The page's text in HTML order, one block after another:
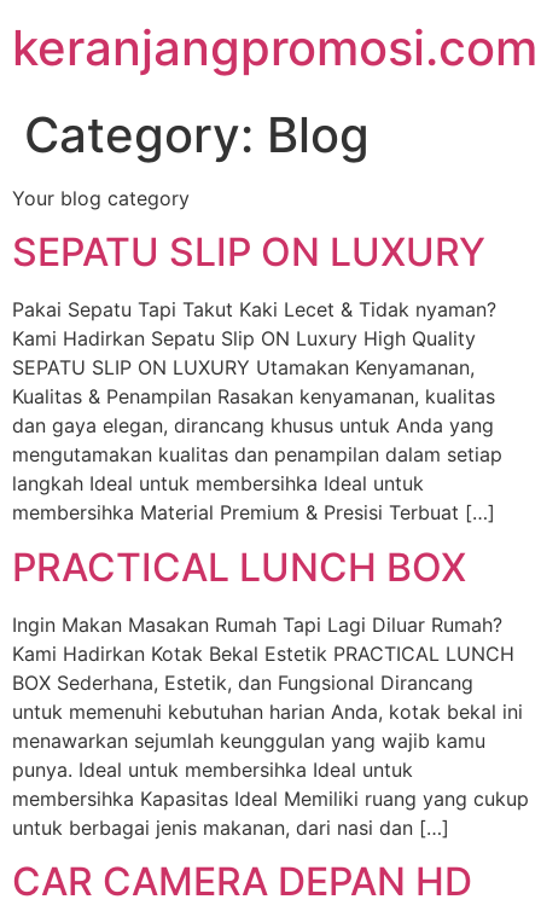
keranjangpromosi.com
Category: Blog
Your blog category
SEPATU SLIP ON LUXURY
Pakai Sepatu Tapi Takut Kaki Lecet & Tidak nyaman?
Kami Hadirkan Sepatu Slip ON Luxury High Quality
SEPATU SLIP ON LUXURY Utamakan Kenyamanan,
Kualitas & Penampilan​ Rasakan kenyamanan, kualitas
dan gaya elegan, dirancang khusus untuk Anda yang
mengutamakan kualitas dan penampilan dalam setiap
langkah Ideal untuk membersihka Ideal untuk
membersihka Material Premium & Presisi Terbuat […]
PRACTICAL LUNCH BOX
Ingin Makan Masakan Rumah Tapi Lagi Diluar Rumah?
Kami Hadirkan Kotak Bekal Estetik PRACTICAL LUNCH
BOX Sederhana, Estetik, dan Fungsional Dirancang
untuk memenuhi kebutuhan harian Anda, kotak bekal ini
menawarkan sejumlah keunggulan yang wajib kamu
punya. Ideal untuk membersihka Ideal untuk
membersihka Kapasitas Ideal Memiliki ruang yang cukup
untuk berbagai jenis makanan, dari nasi dan […]
CAR CAMERA DEPAN HD